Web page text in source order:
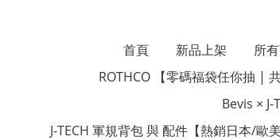
首頁 新品上架 所
ROTHCO 【零碼福袋任你抽 | 共
Bevis × J-
J-TECH 軍規背包 與 配件【熱銷日本/歐美